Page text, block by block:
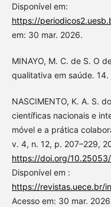
Disponível em:
https://
em: 30 mar. 2026.
MINAYO, M. C. de S. O
qualitativa em saúde.
NASCIMENTO, K. A. S.
científicas nacionais e
móvel e a prática
v. 4, n. 12, p. 207–229,
https://doi.org/
Disponível em :
https://revistas.uece.br/
Acesso em: 30 mar.